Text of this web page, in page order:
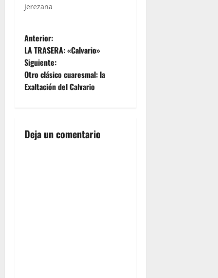
Jerezana
N
a
v
a
Anterior:
LA TRASERA: «Calvario»
Siguiente:
Otro clásico cuaresmal: la
Exaltación del Calvario
Deja un comentario